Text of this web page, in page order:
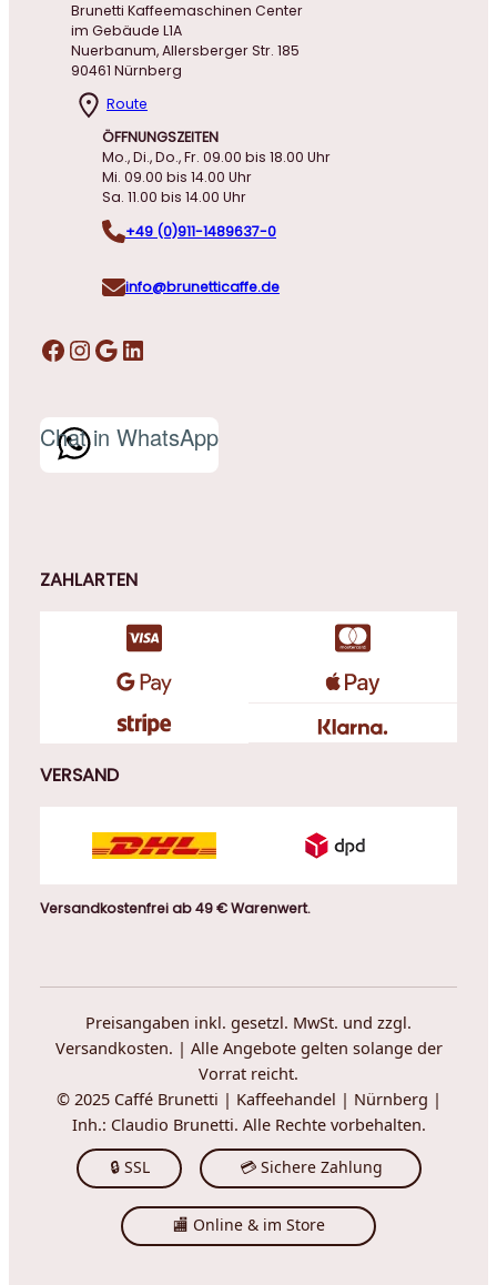
Brunetti Kaffeemaschinen Center
im Gebäude L1A
Nuerbanum, Allersberger Str. 185
90461 Nürnberg
Route
ÖFFNUNGSZEITEN
Mo., Di., Do., Fr. 09.00 bis 18.00 Uhr
Mi. 09.00 bis 14.00 Uhr
Sa. 11.00 bis 14.00 Uhr
+49 (0)911-1489637-0
info@brunetticaffe.de
Facebook InstagramGoogle LinkedIn
Chat in WhatsApp
ZAHLARTEN
VERSAND
Versandkostenfrei ab 49 € Warenwert.
Preisangaben inkl. gesetzl. MwSt. und zzgl.
Versandkosten. | Alle Angebote gelten solange der
Vorrat reicht.
© 2025 Caffé Brunetti | Kaffeehandel | Nürnberg |
Inh.: Claudio Brunetti. Alle Rechte vorbehalten.
🔒 SSL 💳 Sichere Zahlung
🏬 Online & im Store